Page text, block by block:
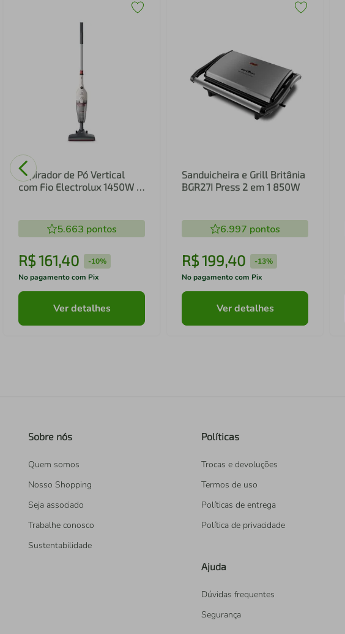
Aspirador de Pó Vertical
com Fio Electrolux 1450W 2
5.663 pontos
R$161,40 -10%
No pagamento com Pix
Ver detalhes
Sanduicheira e Grill Britânia
BGR27I Press 2 em 1 850W
6.997 pontos
R$199,40 -13%
No pagamento com Pix
Ver detalhes
Sobre nós
Quem somos
Nosso Shopping
Seja associado
Trabalhe conosco
Sustentabilidade
Políticas
Trocas e devoluções
Termos de uso
Políticas de entrega
Política de privacidade
Ajuda
Dúvidas frequentes
Segurança